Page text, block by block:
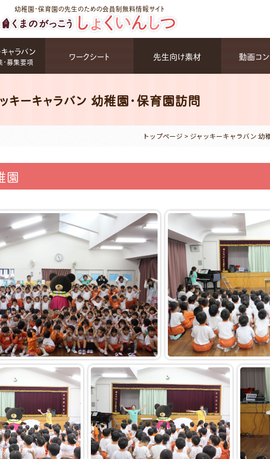
幼稚園・保育園の先生のための会員制無料情報サイト
ャラバン
募集要項 ワークシート 先生向け素材 動画コ
キーキャラバン 幼稚園・保育園訪問
トップページ > ジャッキーキャラバン 幼
園